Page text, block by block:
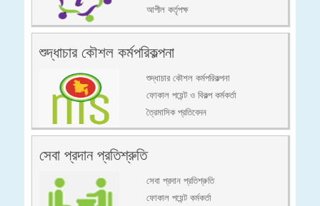
আপীল কর্তৃপক্ষ
শুদ্ধাচার কৌশল কর্মপরিকল্পনা
শুদ্ধাচার কৌশল কর্মপরিকল্পনা
ফোকাল পয়েন্ট ও বিকল্প কর্মকর্তা
ত্রৈমাসিক প্রতিবেদন
সেবা প্রদান প্রতিশ্রুতি
সেবা প্রদান প্রতিশ্রুতি
ফোকাল পয়েন্ট কর্মকর্তা